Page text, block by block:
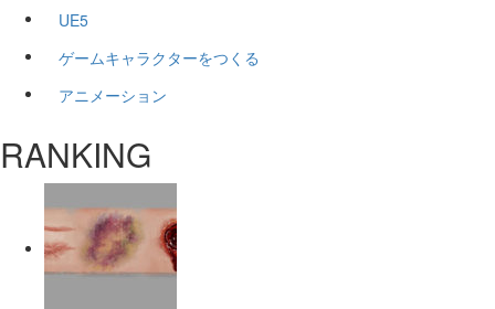
UE5
ゲームキャラクターをつくる
アニメーション
RANKING